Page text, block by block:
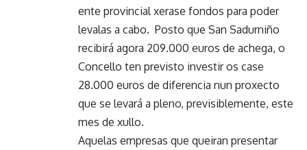
ente provincial xerase fondos para poder
levalas a cabo. Posto que San Sadurniño
recibirá agora 209.000 euros de achega, o
Concello ten previsto investir os case
28.000 euros de diferencia nun proxecto
que se levará a pleno, previsiblemente, este
mes de xullo.
Aquelas empresas que queiran presentar